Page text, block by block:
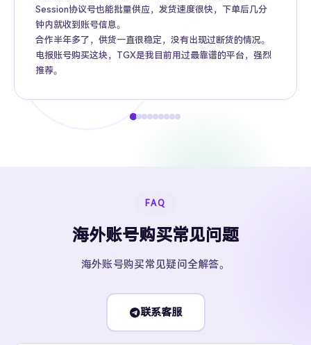
Session协议号也能批量供应，发货速度很快，下单后几分
钟内就收到账号信息。
合作半年多了，供货一直很稳定，没有出现过断货的情况。
电报账号购买这块，TGX是我目前用过最靠谱的平台，强烈
推荐。
FAQ
海外账号购买常见问题
海外账号购买常见疑问全解答。
联系客服